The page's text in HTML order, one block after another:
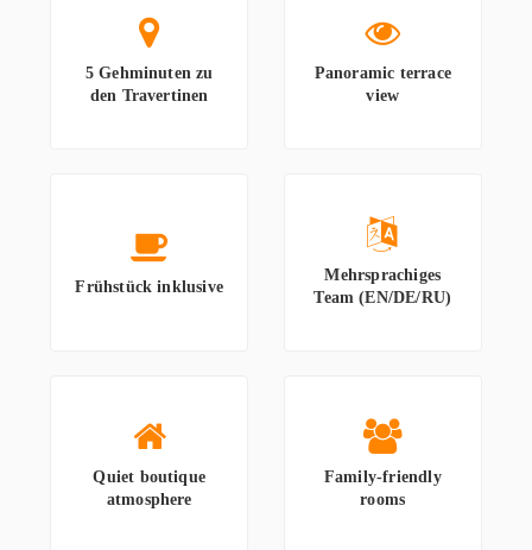
5 Gehminuten zu
den Travertinen
Panoramic terrace
view
Frühstück inklusive
Mehrsprachiges
Team (EN/DE/RU)
Quiet boutique
atmosphere
Family-friendly
rooms